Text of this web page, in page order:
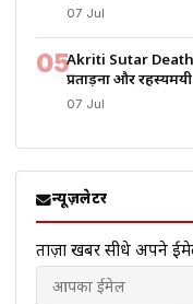
07 Jul
05Akriti Sutar Death
प्रताड़ना और
07 Jul
न्यूज़लेटर
ताज़ा खबरें सीधे अपने